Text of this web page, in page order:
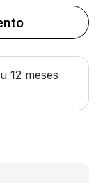
12 meses